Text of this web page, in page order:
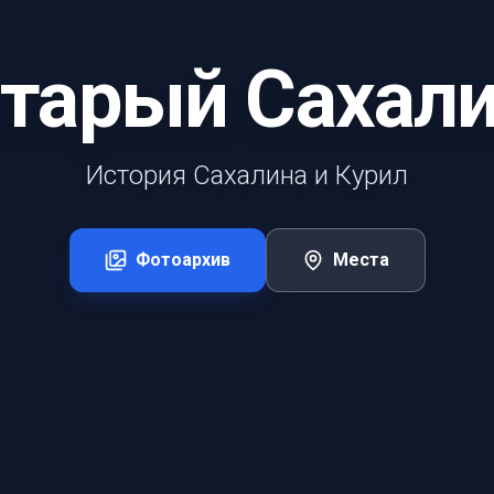
История Сахалина и Курил
Фотоархив Места